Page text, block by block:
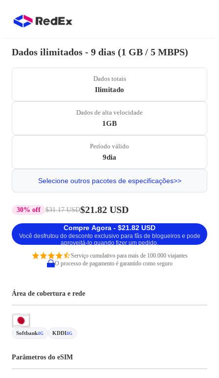
Dados ilimitados - 9 dias (1 GB / 5 MBPS)
Dados totais
Ilimitado
Dados de alta velocidade
1GB
Período válido
9dia
Selecione outros pacotes de especificações>>
30% off $31.17 USD$21.82 USD
Compre Agora - $21.82 USD
Você desfrutou do desconto exclusivo para fãs de blogueiros e pode
aproveitá-lo quando fizer um pedido.
Serviço cumulativo para mais de 100.000 viajantes
O processo de pagamento é garantido como seguro
Área de cobertura e rede
Softbank4G KDDI4G
Parâmetros do eSIM